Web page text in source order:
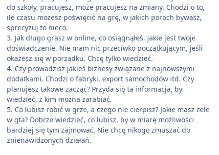
do szkoły, pracujesz, może pracujesz na zmiany. Chodzi o to,
ile czasu możesz poświęcić na grę, w jakich porach bywasz,
sprecyzuj to nieco.
3. Jak długo grasz w online, co osiągnąłeś, jakie jest twoje
doświadczenie. Nie mam nic przeciwko początkującym, jeśli
okażesz się w porządku. Chcę tylko wiedzieć.
4. Czy prowadzisz jakieś biznesy związane z najnowszymi
dodatkami. Chodzi o fabryki, export samochodów itd. Czy
planujesz takowe zacząć? Przyda się ta informacja, by
wiedzieć, z kim można zarabiać.
5. Co lubisz robić w grze, a czego nie cierpisz? Jakie masz cele
w gta? Dobrze wiedzieć, co lubisz, by w miarę możliwości
bardziej się tym zajmować. Nie chcę nikogo zmuszać do
znienawidzonych działań.